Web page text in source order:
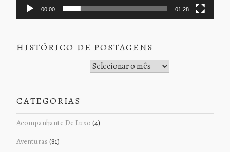
00:00 01:28
HISTÓRICO DE POSTAGENS
CATEGORIAS
Acompanhante De Luxo (4)
Aventuras (81)